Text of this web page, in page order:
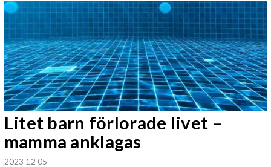
Litet barn förlorade livet –
mamma anklagas
2023 12 05